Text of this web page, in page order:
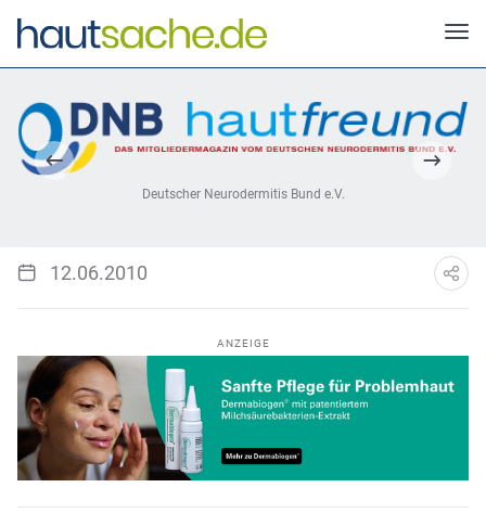
Deutscher Neurodermitis Bund e.V.
12.06.2010
ANZEIGE